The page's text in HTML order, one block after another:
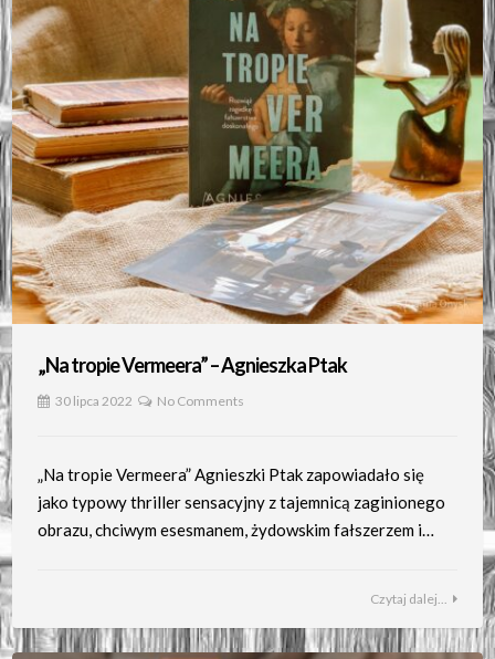
„Na tropie Vermeera” – Agnieszka Ptak
30 lipca 2022 No Comments
„Na tropie Vermeera” Agnieszki Ptak zapowiadało się
jako typowy thriller sensacyjny z tajemnicą zaginionego
obrazu, chciwym esesmanem, żydowskim fałszerzem i…
Czytaj dalej...